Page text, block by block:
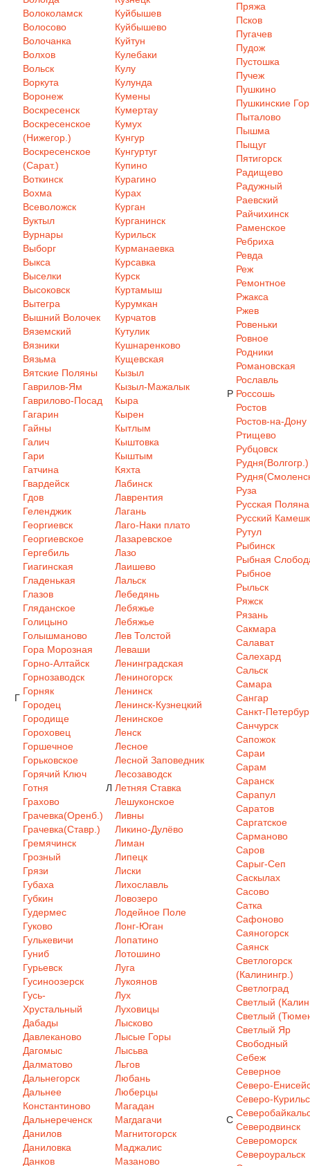
Волоколамск
Волосово
Волочанка
Волхов
Вольск
Воркута
Воронеж
Воскресенск
Воскресенское
(Нижегор.)
Воскресенское
(Сарат.)
Воткинск
Вохма
Всеволожск
Вуктыл
Вурнары
Выборг
Выкса
Выселки
Высоковск
Вытегра
Вышний Волочек
Вяземский
Вязники
Вязьма
Вятские Поляны
Г
Гаврилов-Ям
Гаврилово-Посад
Гагарин
Гайны
Галич
Гари
Гатчина
Гвардейск
Гдов
Геленджик
Георгиевск
Георгиевское
Гергебиль
Гиагинская
Гладенькая
Глазов
Гляданское
Голицыно
Голышманово
Гора Морозная
Горно-Алтайск
Горнозаводск
Горняк
Городец
Городище
Гороховец
Горшечное
Горьковское
Горячий Ключ
Готня
Грахово
Грачевка(Оренб.)
Грачевка(Ставр.)
Гремячинск
Грозный
Грязи
Губаха
Губкин
Гудермес
Гуково
Гулькевичи
Гуниб
Гурьевск
Гусиноозерск
Гусь-
Хрустальный
Дабады
Давлеканово
Дагомыс
Далматово
Дальнегорск
Дальнее
Константиново
Дальнереченск
Данилов
Даниловка
Данков
Куйбышев
Куйбышево
Куйтун
Кулебаки
Кулу
Кулунда
Кумены
Кумертау
Кумух
Кунгур
Кунгуртуг
Купино
Курагино
Курах
Курган
Курганинск
Курильск
Курманаевка
Курсавка
Курск
Куртамыш
Курумкан
Курчатов
Кутулик
Кушнаренково
Кущевская
Кызыл
Кызыл-Мажалык
Кыра
Кырен
Кытлым
Кыштовка
Кыштым
Кяхта
Л
Лабинск
Лаврентия
Лагань
Лаго-Наки плато
Лазаревское
Лазо
Лаишево
Лальск
Лебедянь
Лебяжье
Лебяжье
Лев Толстой
Леваши
Ленинградская
Лениногорск
Ленинск
Ленинск-Кузнецкий
Ленинское
Ленск
Лесное
Лесной Заповедник
Лесозаводск
Летняя Ставка
Лешуконское
Ливны
Ликино-Дулёво
Лиман
Липецк
Лиски
Лихославль
Ловозеро
Лодейное Поле
Лонг-Юган
Лопатино
Лотошино
Луга
Лукоянов
Лух
Луховицы
Лысково
Лысые Горы
Лысьва
Льгов
Любань
Люберцы
Магадан
Магдагачи
Магнитогорск
Маджалис
Мазаново
Пряжа
Псков
Пугачев
Пудож
Пустошка
Пучеж
Пушкино
Пушкинские
Пыталово
Пышма
Пыщуг
Пятигорск
Р
Радищево
Радужный
Раевский
Райчихинск
Раменское
Ребриха
Ревда
Реж
Ремонтное
Ржакса
Ржев
Ровеньки
Ровное
Родники
Романовская
Рославль
Россошь
Ростов
Ростов-на-Дону
Ртищево
Рубцовск
Рудня(Волгогр.)
Руза
Русская Поляна
Русский
Рутул
Рыбинск
Рыбная
Рыбное
Рыльск
Ряжск
Рязань
С
Сакмара
Салават
Салехард
Сальск
Самара
Сангар
Санкт-
Санчурск
Сапожок
Сараи
Сарам
Саранск
Сарапул
Саратов
Саргатское
Сарманово
Саров
Сарыг-Сеп
Саскылах
Сасово
Сатка
Сафоново
Саяногорск
Саянск
Светлогорск
(Калинингр.)
Светлоград
Светлый
Светлый
Светлый Яр
Свободный
Себеж
Северное
Северо-
Северо-
Северодвинск
Североморск
Североуральск